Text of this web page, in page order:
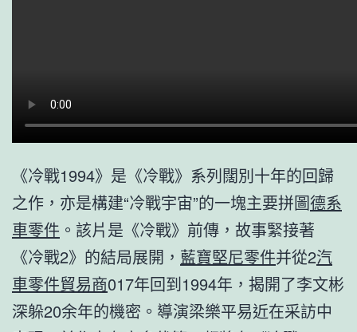
《冷戰1994》是《冷戰》系列闊別十年的回歸
之作，亦是構建“冷戰宇宙”的一塊主要拼圖德系
車零件 。該片是《冷戰》前傳，故事緊接著
《冷戰2》的結局展開， 藍寶堅尼零件并從2汽
車零件貿易商017年回到1994年，揭開了李文彬
深躲20余年的機密。導演梁樂平易近在采訪中